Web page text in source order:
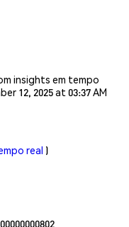
insights em tempo
12, 2025 at 03:37 AM
real )